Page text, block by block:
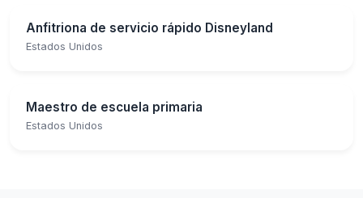
Anfitriona de servicio rápido Disneyland
Estados Unidos
Maestro de escuela primaria
Estados Unidos